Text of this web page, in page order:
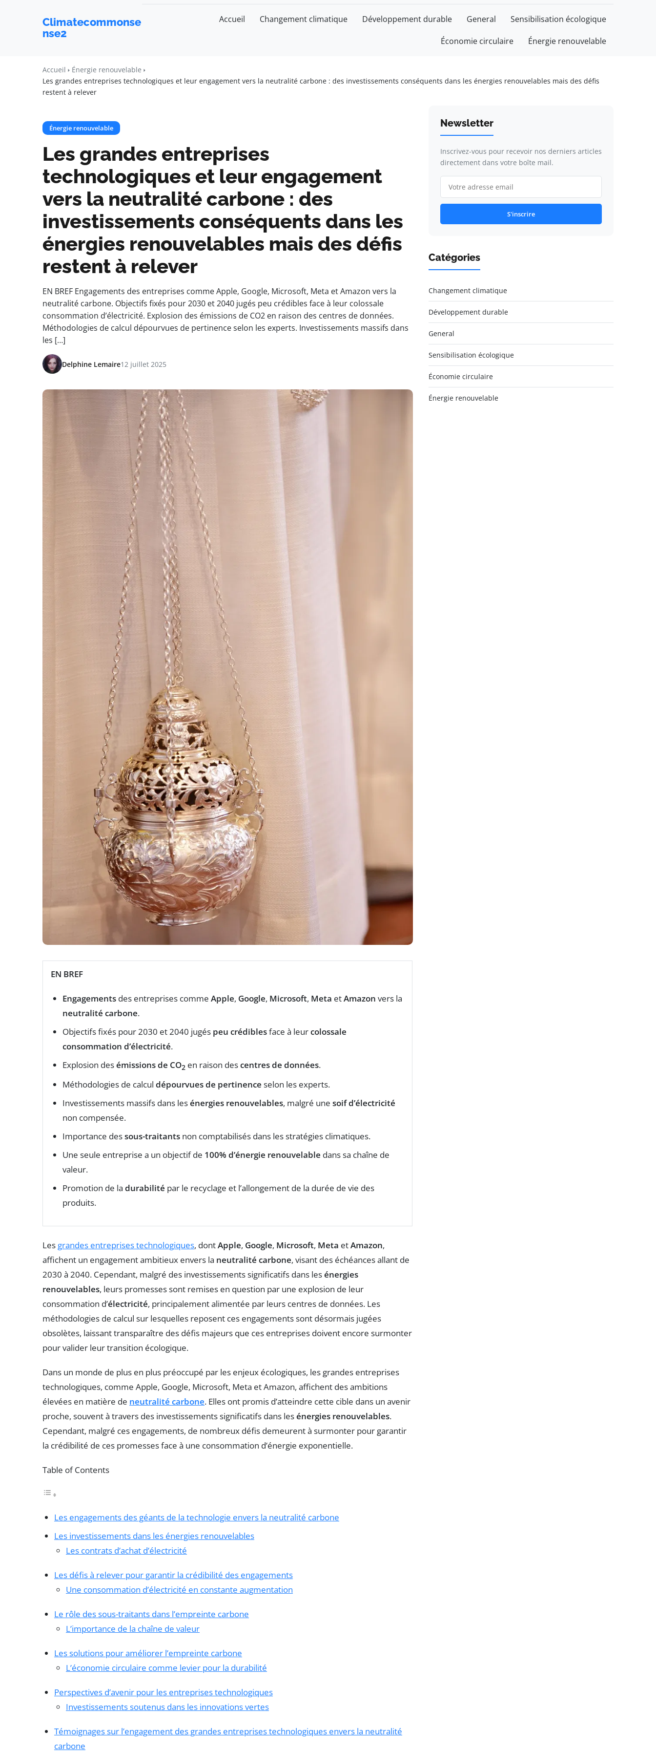
Climatecommonse
nse2
Accueil Changement climatique Développement durable General Sensibilisation écologique
Économie circulaire Énergie renouvelable
Accueil
Énergie renouvelable
Les grandes entreprises technologiques et leur engagement vers la neutralité carbone : des investissements conséquents dans les énergies renouvelables mais des défis
restent à relever
Énergie renouvelable
Les grandes entreprises
technologiques et leur engagement
vers la neutralité carbone : des
investissements conséquents dans les
énergies renouvelables mais des défis
restent à relever
EN BREF Engagements des entreprises comme Apple, Google, Microsoft, Meta et Amazon vers la
neutralité carbone. Objectifs fixés pour 2030 et 2040 jugés peu crédibles face à leur colossale
consommation d’électricité. Explosion des émissions de CO2 en raison des centres de données.
Méthodologies de calcul dépourvues de pertinence selon les experts. Investissements massifs dans
les […]
Delphine Lemaire12 juillet 2025
EN BREF
Engagements des entreprises comme Apple, Google, Microsoft, Meta etAmazon vers la
neutralité carbone.
Objectifs fixés pour 2030 et 2040 jugés peu crédiblesface à leurcolossale
consommation d’électricité.
Explosion desémissions de CO2 en raison descentres de données.
Méthodologies de calcul dépourvues de pertinence selon les experts.
Investissements massifs dans lesénergies renouvelables, malgré une soif d’électricité
non compensée.
Importance dessous-traitants non comptabilisés dans les stratégies climatiques.
Une seule entreprise a un objectif de 100% d’énergie renouvelable dans sa chaîne de
valeur.
Promotion de la durabilité par le recyclage et l’allongement de la durée de vie des
produits.
Les grandes entreprises technologiques, dontApple, Google, Microsoft, Meta etAmazon,
affichent un engagement ambitieux envers la neutralité carbone, visant des échéances allant de
2030 à 2040. Cependant, malgré des investissements significatifs dans lesénergies
renouvelables, leurs promesses sont remises en question par une explosion de leur
consommation d’électricité, principalement alimentée par leurs centres de données. Les
méthodologies de calcul sur lesquelles reposent ces engagements sont désormais jugées
obsolètes, laissant transparaître des défis majeurs que ces entreprises doivent encore surmonter
pour valider leur transition écologique.
Dans un monde de plus en plus préoccupé par les enjeux écologiques, les grandes entreprises
technologiques, comme Apple, Google, Microsoft, Meta et Amazon, affichent des ambitions
élevées en matière de neutralité carbone. Elles ont promis d’atteindre cette cible dans un avenir
proche, souvent à travers des investissements significatifs dans lesénergies renouvelables.
Cependant, malgré ces engagements, de nombreux défis demeurent à surmonter pour garantir
la crédibilité de ces promesses face à une consommation d’énergie exponentielle.
Table of Contents
Les engagements des géants de la technologie envers la neutralité carbone
Les investissements dans les énergies renouvelables
Les contrats d’achat d’électricité
Les défis à relever pour garantir la crédibilité des engagements
Une consommation d’électricité en constante augmentation
Le rôle des sous-traitants dans l’empreinte carbone
L’importance de la chaîne de valeur
Les solutions pour améliorer l’empreinte carbone
L’économie circulaire comme levier pour la durabilité
Perspectives d’avenir pour les entreprises technologiques
Investissements soutenus dans les innovations vertes
Témoignages sur l’engagement des grandes entreprises technologiques envers la neutralité
carbone
Newsletter
Inscrivez-vous pour recevoir nos derniers articles
directement dans votre boîte mail.
S'inscrire
Catégories
Changement climatique
Développement durable
General
Sensibilisation écologique
Économie circulaire
Énergie renouvelable